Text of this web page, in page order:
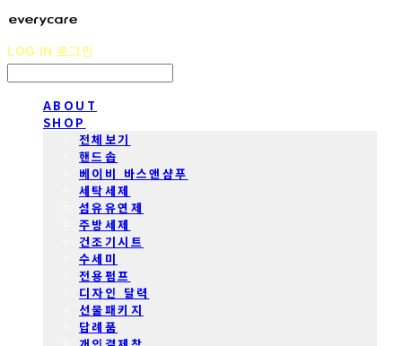
LOG IN 로그인
ABOUT
SHOP
전체보기
핸드솝
베이비 바스앤샴푸
세탁세제
섬유유연제
주방세제
건조기시트
수세미
전용펌프
디자인 달력
선물패키지
답례품